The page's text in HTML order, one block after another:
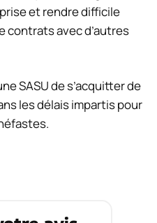
et rendre difficile
contrats avec d’autres
SASU de s’acquitter de
les délais impartis pour